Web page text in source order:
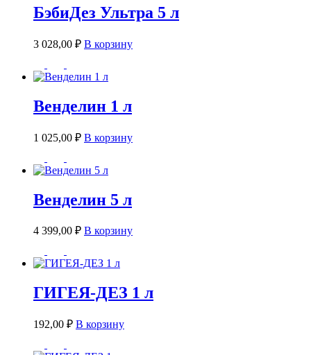
БэбиДез Ультра 5 л
3 028,00 ₽ В корзину
Венделин 1 л
1 025,00 ₽ В корзину
Венделин 5 л
4 399,00 ₽ В корзину
ГИГЕЯ-ДЕЗ 1 л
192,00 ₽ В корзину